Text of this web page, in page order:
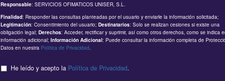
Responsable: SERVICIOS OFIMATICOS UNISER, S.L.
Finalidad: Responder las consultas planteadas por el usuario y enviarle la información solicitada;
Legitimación: Consentimiento del usuario; Destinatarios: Solo se realizan cesiones si existe una
obligación legal; Derechos: Acceder, rectificar y suprimir, así como otros derechos, como se indica
información adicional; Información Adicional: Puede consultar la información completa de
Datos en nuestra Política de Privacidad.
He leído y acepto la Política de Privacidad.